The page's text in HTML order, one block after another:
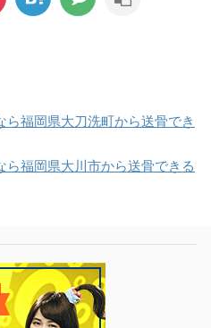
ら福岡県大刀洗町から送骨でき
ら福岡県大川市から送骨できる